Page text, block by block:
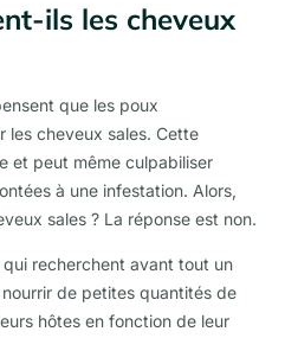
ils les cheveux
que les poux
les cheveux sales. Cette
et peut même culpabiliser
à une infestation. Alors,
sales ? La réponse est non.
recherchent avant tout un
de petites quantités de
hôtes en fonction de leur